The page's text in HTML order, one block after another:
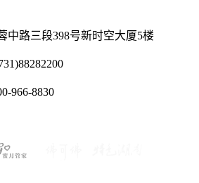
中路三段398号新时空大厦5楼
966-8830